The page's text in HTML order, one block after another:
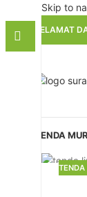
Skip to
SELAMAT
TENDA
10
TENDA